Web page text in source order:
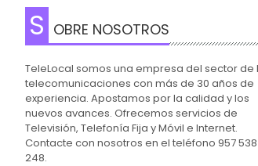
S OBRE NOSOTROS
TeleLocal somos una empresa del sector de
telecomunicaciones con más de 30 años de
experiencia. Apostamos por la calidad y los
nuevos avances. Ofrecemos servicios de
Televisión, Telefonía Fija y Móvil e Internet.
Contacte con nosotros en el teléfono 957 538
248.